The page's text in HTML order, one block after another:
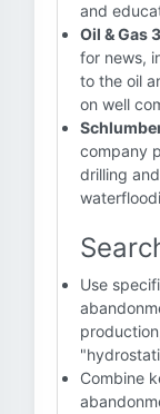
and
Oil & Gas
for news,
to the oil
on well
company
drilling
Use
Combine